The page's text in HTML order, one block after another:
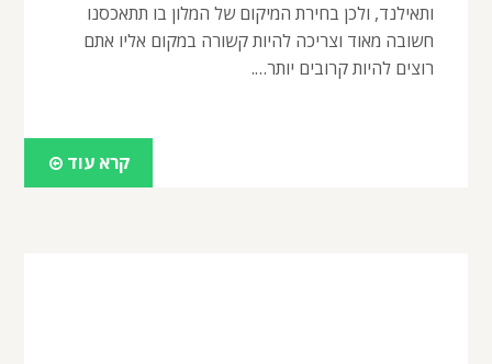
ותאילנד, ולכן בחירת המיקום של המלון בו תתאכסנו
חשובה מאוד וצריכה להיות קשורה במקום אליו אתם
רוצים להיות קרובים יותר….
קרא עוד